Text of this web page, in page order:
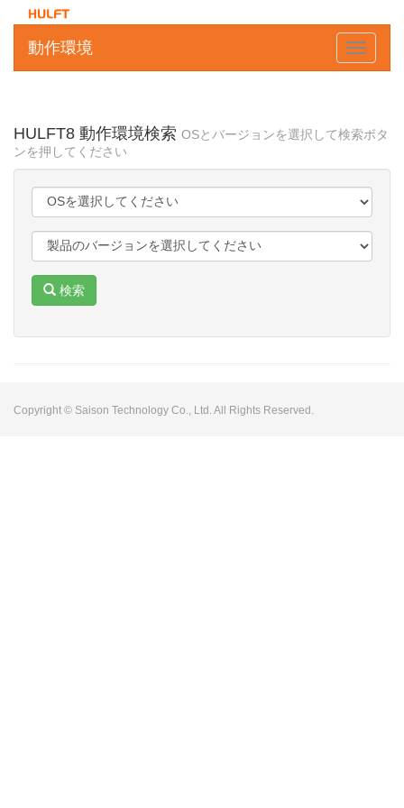
Toggle
動作環境
HULFT8 動作環境検索 OSとバージョンを選択して検索ボタ
ンを押してください
検索
Copyright © Saison Technology Co., Ltd. All Rights Reserved.